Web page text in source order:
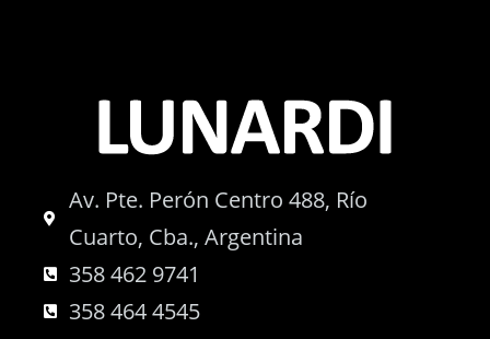
Av. Pte. Perón Centro 488, Río
Cuarto, Cba., Argentina
358 462 9741
358 464 4545